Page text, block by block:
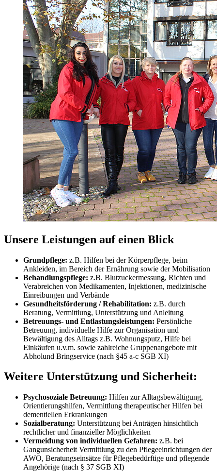
Unsere Leistungen auf einen Blick
Grundpflege: z.B. Hilfen bei der Körperpflege, beim
Ankleiden, im Bereich der Ernährung sowie der Mobilisation
Behandlungspflege: z.B. Blutzuckermessung, Richten und
Verabreichen von Medikamenten, Injektionen, medizinische
Einreibungen und Verbände
Gesundheitsförderung / Rehabilitation: z.B. durch
Beratung, Vermittlung, Unterstützung und Anleitung
Betreuungs- und Entlastungsleistungen: Persönliche
Betreuung, individuelle Hilfe zur Organisation und
Bewältigung des Alltags z.B. Wohnungsputz, Hilfe bei
Einkäufen u.v.m. sowie zahlreiche Gruppenangebote mit
Abholund Bringservice (nach §45 a-c SGB XI)
Weitere Unterstützung und Sicherheit:
Psychosoziale Betreuung: Hilfen zur Alltagsbewältigung,
Orientierungshilfen, Vermittlung therapeutischer Hilfen bei
dementiellen Erkrankungen
Sozialberatung: Unterstützung bei Anträgen hinsichtlich
rechtlicher und finanzieller Möglichkeiten
Vermeidung von individuellen Gefahren: z.B. bei
Gangunsicherheit Vermittlung zu den Pflegeeinrichtungen der
AWO, Beratungseinsätze für Pflegebedürftige und pflegende
Angehörige (nach § 37 SGB XI)